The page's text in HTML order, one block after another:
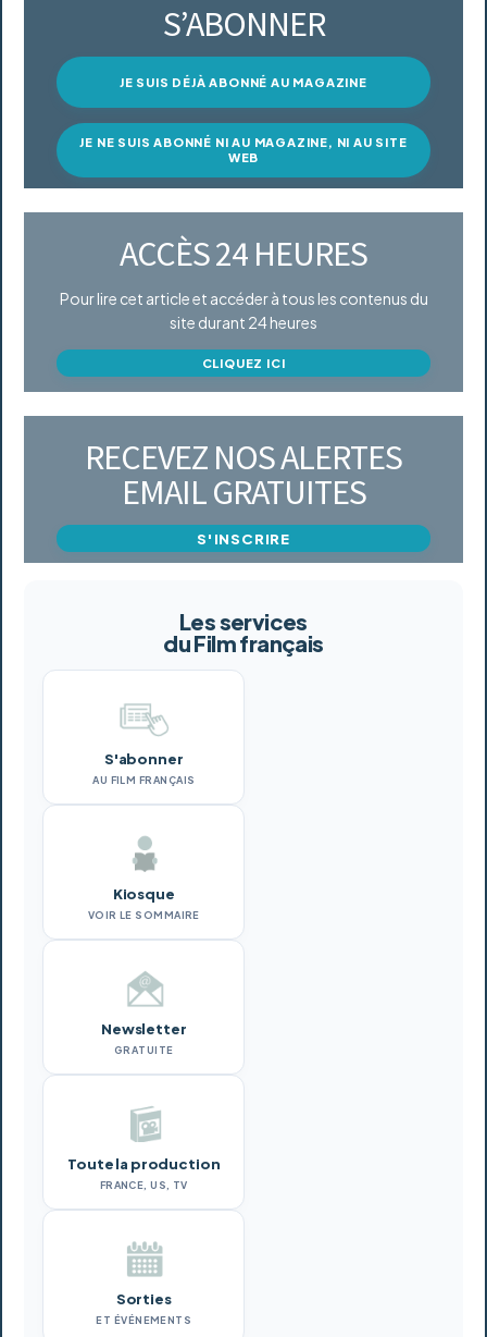
S’ABONNER
JE SUIS DÉJÀ ABONNÉ AU MAGAZINE
JE NE SUIS ABONNÉ NI AU MAGAZINE, NI AU SITE
WEB
ACCÈS 24 HEURES
Pour lire cet article et accéder à tous les contenus du
site durant 24 heures
CLIQUEZ ICI
RECEVEZ NOS ALERTES
EMAIL GRATUITES
S'INSCRIRE
Les services
du Film français
S'abonner
AU FILM FRANÇAIS
Kiosque
VOIR LE SOMMAIRE
Newsletter
GRATUITE
Toute la production
FRANCE, US, TV
Sorties
ET ÉVÉNEMENTS